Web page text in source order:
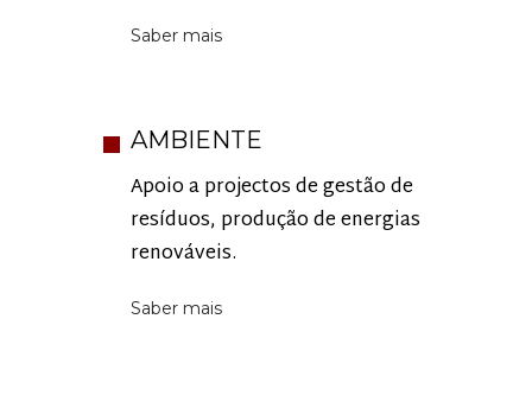
Saber mais
AMBIENTE
Apoio a projectos de gestão de
resíduos, produção de energias
renováveis.
Saber mais